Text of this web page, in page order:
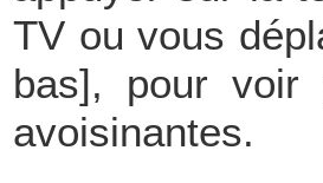
TV ou vous
bas], pour voir
avoisinantes.